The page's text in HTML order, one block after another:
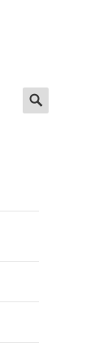
Search
for: